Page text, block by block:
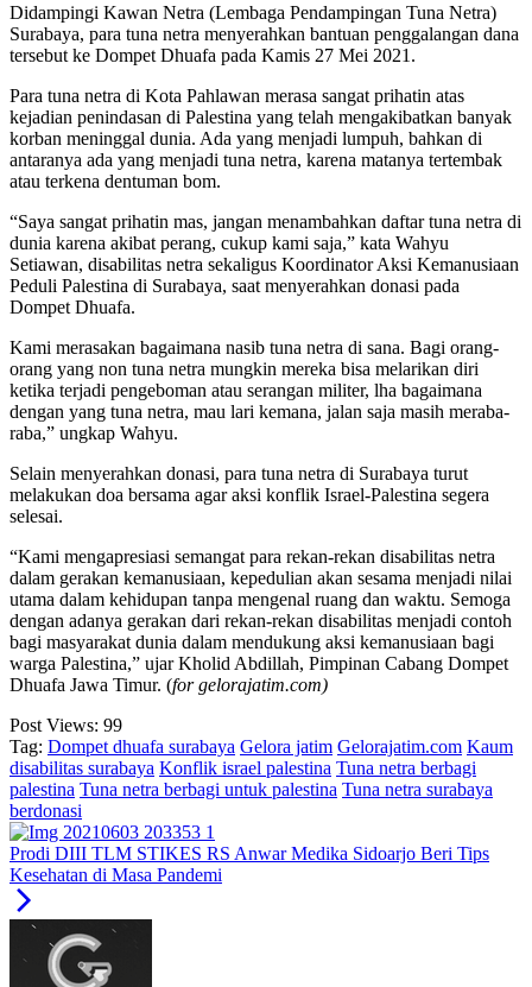
Didampingi Kawan Netra (Lembaga Pendampingan Tuna Netra)
Surabaya, para tuna netra menyerahkan bantuan penggalangan dana
tersebut ke Dompet Dhuafa pada Kamis 27 Mei 2021.
Para tuna netra di Kota Pahlawan merasa sangat prihatin atas
kejadian penindasan di Palestina yang telah mengakibatkan banyak
korban meninggal dunia. Ada yang menjadi lumpuh, bahkan di
antaranya ada yang menjadi tuna netra, karena matanya tertembak
atau terkena dentuman bom.
“Saya sangat prihatin mas, jangan menambahkan daftar tuna netra di
dunia karena akibat perang, cukup kami saja,” kata Wahyu
Setiawan, disabilitas netra sekaligus Koordinator Aksi Kemanusiaan
Peduli Palestina di Surabaya, saat menyerahkan donasi pada
Dompet Dhuafa.
Kami merasakan bagaimana nasib tuna netra di sana. Bagi orang-
orang yang non tuna netra mungkin mereka bisa melarikan diri
ketika terjadi pengeboman atau serangan militer, lha bagaimana
dengan yang tuna netra, mau lari kemana, jalan saja masih meraba-
raba,” ungkap Wahyu.
Selain menyerahkan donasi, para tuna netra di Surabaya turut
melakukan doa bersama agar aksi konflik Israel-Palestina segera
selesai.
“Kami mengapresiasi semangat para rekan-rekan disabilitas netra
dalam gerakan kemanusiaan, kepedulian akan sesama menjadi nilai
utama dalam kehidupan tanpa mengenal ruang dan waktu. Semoga
dengan adanya gerakan dari rekan-rekan disabilitas menjadi contoh
bagi masyarakat dunia dalam mendukung aksi kemanusiaan bagi
warga Palestina,” ujar Kholid Abdillah, Pimpinan Cabang Dompet
Dhuafa Jawa Timur. (for gelorajatim.com)
Post Views: 99
Tag: Dompet dhuafa surabaya Gelora jatim Gelorajatim.com Kaum
disabilitas surabaya Konflik israel palestina Tuna netra berbagi
palestina Tuna netra berbagi untuk palestina Tuna netra surabaya
berdonasi
Prodi DIII TLM STIKES RS Anwar Medika Sidoarjo Beri Tips
Kesehatan di Masa Pandemi